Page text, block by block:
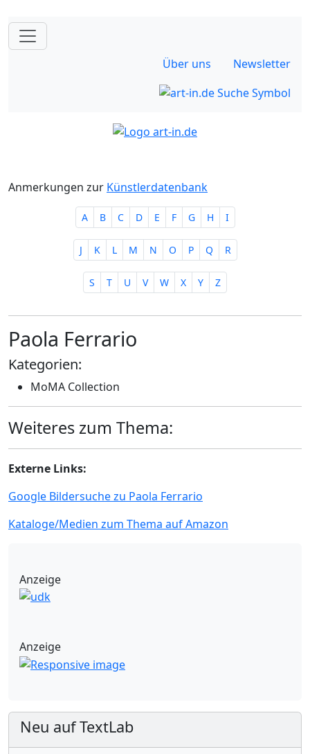
Über uns Newsletter
Anmerkungen zur Künstlerdatenbank
A B C D E F G H I
J K L M N O P Q R
S T U V W X Y Z
Paola Ferrario
Kategorien:
MoMA Collection
Weiteres zum Thema:
Externe Links:
Google Bildersuche zu Paola Ferrario
Kataloge/Medien zum Thema auf Amazon
Anzeige
Anzeige
Neu auf TextLab